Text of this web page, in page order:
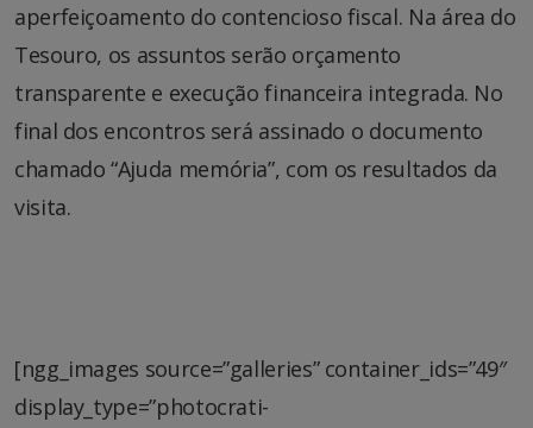
aperfeiçoamento do contencioso fiscal. Na área do
Tesouro, os assuntos serão orçamento
transparente e execução financeira integrada. No
final dos encontros será assinado o documento
chamado “Ajuda memória”, com os resultados da
visita.
[ngg_images source=”galleries” container_ids=”49″
display_type=”photocrati-